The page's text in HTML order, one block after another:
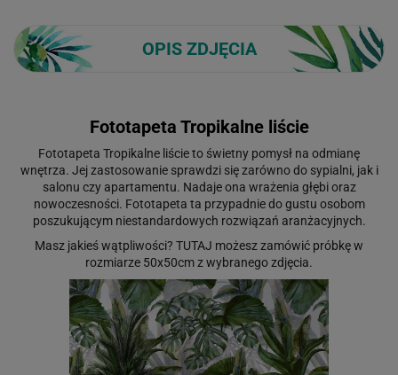
OPIS ZDJĘCIA
Fototapeta Tropikalne liście
Fototapeta Tropikalne liście to świetny pomysł na odmianę
wnętrza. Jej zastosowanie sprawdzi się zarówno do sypialni, jak i
salonu czy apartamentu. Nadaje ona wrażenia głębi oraz
nowoczesności. Fototapeta ta przypadnie do gustu osobom
poszukującym niestandardowych rozwiązań aranżacyjnych.
Masz jakieś wątpliwości? TUTAJ możesz zamówić próbkę w
rozmiarze 50x50cm z wybranego zdjęcia.